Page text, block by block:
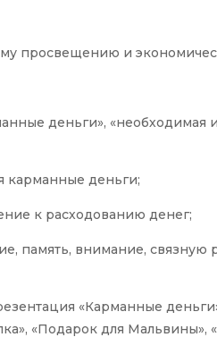
просвещению и
деньги», «необходимая
карманные деньги;
к расходованию денег;
память, внимание, связную
«Карманные
«Подарок для Мальвины»,